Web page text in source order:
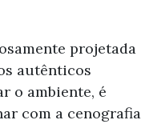
projetada
autênticos
o ambiente, é
com a cenografia